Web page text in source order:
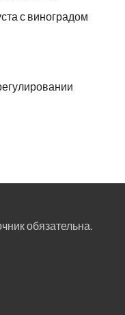
с виноградом
обязательна.